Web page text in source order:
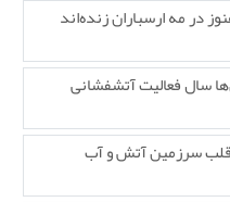
در مه ارسباران زنده‌اند
سال فعالیت آتشفشانی
قلب سرزمین آتش و آب